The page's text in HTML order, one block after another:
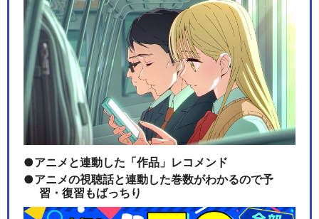
アニメと連動した「作品」レコメンド
アニメの視聴話と連動した巻数がわかるので予
習・復習もばっちり